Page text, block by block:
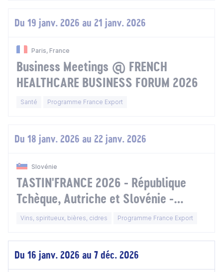
Du 19 janv. 2026 au 21 janv. 2026
Paris, France
Business Meetings @ FRENCH
HEALTHCARE BUSINESS FORUM 2026
Santé Programme France Export
Du 18 janv. 2026 au 22 janv. 2026
Slovénie
TASTIN'FRANCE 2026 - République
Tchèque, Autriche et Slovénie -
Extension Slovaquie
Vins, spiritueux, bières, cidres Programme France Export
Du 16 janv. 2026 au 7 déc. 2026